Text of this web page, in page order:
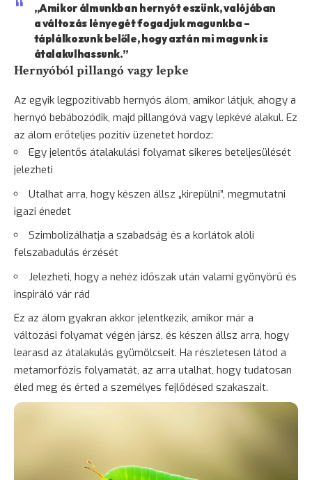
„Amikor álmunkban hernyót eszünk, valójában
a változás lényegét fogadjuk magunkba –
táplálkozunk belőle, hogy aztán mi magunk is
átalakulhassunk.”
Hernyóból pillangó vagy lepke
Az egyik legpozitívabb hernyós álom, amikor látjuk, ahogy a
hernyó bebábozódik, majd pillangóvá vagy lepkévé alakul. Ez
az álom erőteljes pozitív üzenetet hordoz:
Egy jelentős átalakulási folyamat sikeres beteljesülését
jelezheti
Utalhat arra, hogy készen állsz „kirepülni”, megmutatni
igazi énedet
Szimbolizálhatja a szabadság és a korlátok alóli
felszabadulás érzését
Jelezheti, hogy a nehéz időszak után valami gyönyörű és
inspiráló vár rád
Ez az álom gyakran akkor jelentkezik, amikor már a
változási folyamat végén jársz, és készen állsz arra, hogy
learasd az átalakulás gyümölcseit. Ha részletesen látod a
metamorfózis folyamatát, az arra utalhat, hogy tudatosan
éled meg és érted a személyes fejlődésed szakaszait.